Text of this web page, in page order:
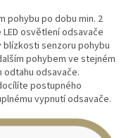
pohybu po dobu min. 2
osvětlení odsavače
blízkosti senzoru pohybu
pohybem ve stejném
odsavače.
postupného
vypnutí odsavače.